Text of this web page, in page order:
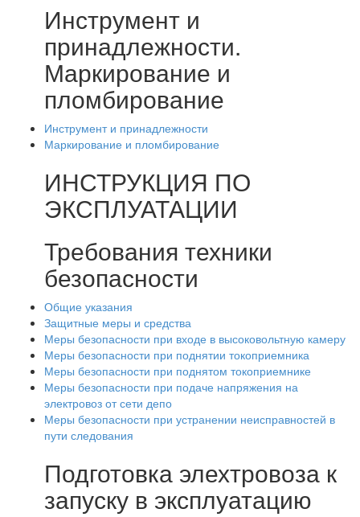
Инструмент и
принадлежности.
Маркирование и
пломбирование
Инструмент и принадлежности
Маркирование и пломбирование
ИНСТРУКЦИЯ ПО
ЭКСПЛУАТАЦИИ
Требования техники
безопасности
Общие указания
Защитные меры и средства
Меры безопасности при входе в высоковольтную камеру
Меры безопасности при поднятии токоприемника
Меры безопасности при поднятом токоприемнике
Меры безопасности при подаче напряжения на
электровоз от сети депо
Меры безопасности при устранении неисправностей в
пути следования
Подготовка элехтровоза к
запуску в эксплуатацию